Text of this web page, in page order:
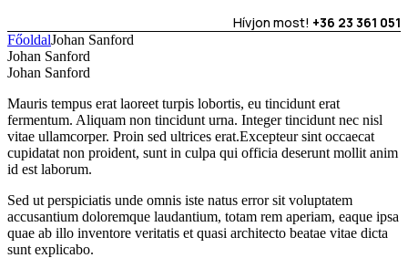
Hívjon most! +36 23 361 051
FőoldalJohan Sanford
Johan Sanford
Johan Sanford
Mauris tempus erat laoreet turpis lobortis, eu tincidunt erat
fermentum. Aliquam non tincidunt urna. Integer tincidunt nec nisl
vitae ullamcorper. Proin sed ultrices erat.Excepteur sint occaecat
cupidatat non proident, sunt in culpa qui officia deserunt mollit anim
id est laborum.
Sed ut perspiciatis unde omnis iste natus error sit voluptatem
accusantium doloremque laudantium, totam rem aperiam, eaque ipsa
quae ab illo inventore veritatis et quasi architecto beatae vitae dicta
sunt explicabo.